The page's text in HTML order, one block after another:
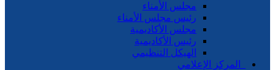
مجلس الأمناء
رئيس مجلس الأمناء
مجلس الأكاديمية
رئيس الأكاديمية
الهيكل التنظيمي
الإعلامي